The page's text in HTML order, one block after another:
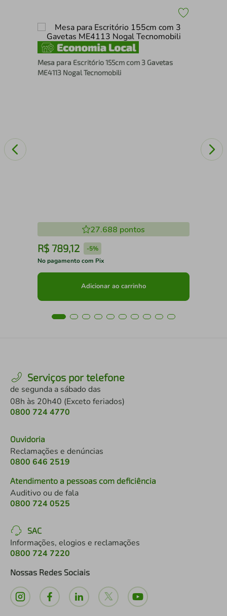
Mesa para Escritório 155cm com 3 Gavetas
ME4113 Nogal Tecnomobili
27.688 pontos
R$ 789,12 -5%
No pagamento com Pix
Adicionar ao carrinho
Serviços por telefone
de segunda a sábado das
08h às 20h40 (Exceto feriados)
0800 724 4770
Ouvidoria
Reclamações e denúncias
0800 646 2519
Atendimento a pessoas com deficiência
Auditivo ou de fala
0800 724 0525
SAC
Informações, elogios e reclamações
0800 724 7220
Nossas Redes Sociais